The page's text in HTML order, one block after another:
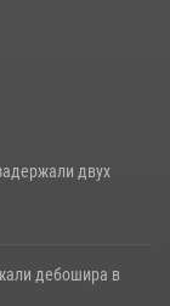
двух
дебошира в